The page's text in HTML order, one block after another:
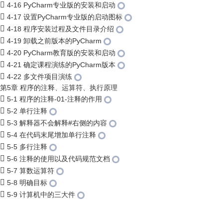
4-16 PyCharm专业版的安装和启动
4-17 设置PyCharm专业版的启动图标
4-18 程序安装过程及文件目录介绍
4-19 卸载之前版本的PyCharm
4-20 PyCharm教育版的安装和启动
4-21 确定课程演练的PyCharm版本
4-22 多文件项目演练
第5章 程序的注释、运算符、执行原理
5-1 程序的注释-01-注释的作用
5-2 单行注释
5-3 解释器不会解释#右侧的内容
5-4 在代码末尾增加单行注释
5-5 多行注释
5-6 注释的使用以及代码规范文档
5-7 算数运算符
5-8 明确目标
5-9 计算机中的三大件